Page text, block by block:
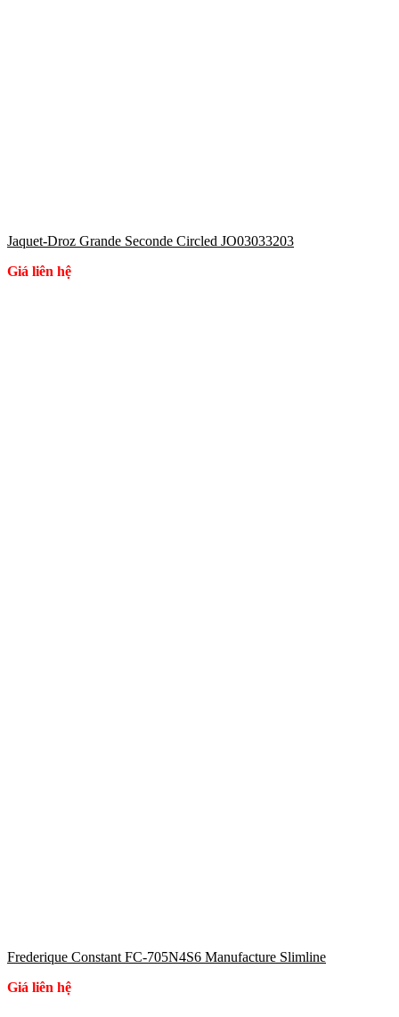
Jaquet-Droz Grande Seconde Circled JO03033203
Giá liên hệ
Frederique Constant FC-705N4S6 Manufacture Slimline
Giá liên hệ